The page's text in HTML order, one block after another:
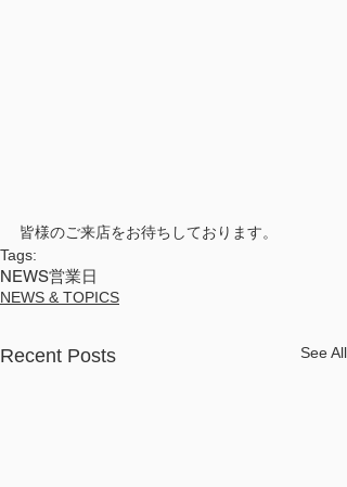
皆様のご来店をお待ちしております。
Tags:
NEWS営業日
NEWS & TOPICS
Recent Posts See All